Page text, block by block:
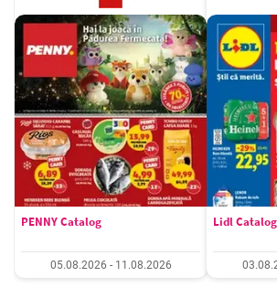
PENNY Catalog
05.08.2026 - 11.08.2026
Lidl Catalog